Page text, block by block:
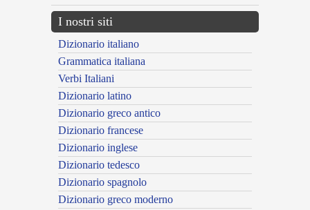
I nostri siti
Dizionario italiano
Grammatica italiana
Verbi Italiani
Dizionario latino
Dizionario greco antico
Dizionario francese
Dizionario inglese
Dizionario tedesco
Dizionario spagnolo
Dizionario greco moderno